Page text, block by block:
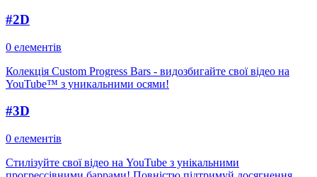
#2D
0 елементів
Колекція Custom Progress Bars - видозбигайте свої відео на
YouTube™ з уникальними осями!
#3D
0 елементів
Стилізуйте свої відео на YouTube з унікальними